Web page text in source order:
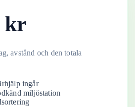
kr
avstånd och den totala
ingår
miljöstation